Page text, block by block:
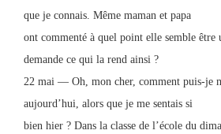
que je connais. Même maman et papa
ont commenté à quel point elle semble être
demande ce qui la rend ainsi ?
22 mai — Oh, mon cher, comment puis-je
aujourd’hui, alors que je me sentais si
bien hier ? Dans la classe de l’école du